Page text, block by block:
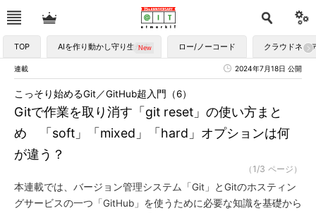
TOP AIを作り動かし守り生かす ロー/ノーコード クラウドネイ
連載 2024年7月18日 公開
Gitで作業を取り消す「git reset」の使い方まと
め 「soft」「mixed」「hard」オプションは何
が違う？
こっそり始めるGit／GitHub超入門（6）
（1/3 ページ）
本連載では、バージョン管理システム「Git」とGitのホスティン
グサービスの一つ「GitHub」を使うために必要な知識を基礎から